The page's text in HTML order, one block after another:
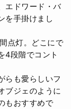
エドワード・バ
を手掛けまし
点灯。どこにで
4段階でコント
らも愛らしいフ
ブジェのように
もおすすめで